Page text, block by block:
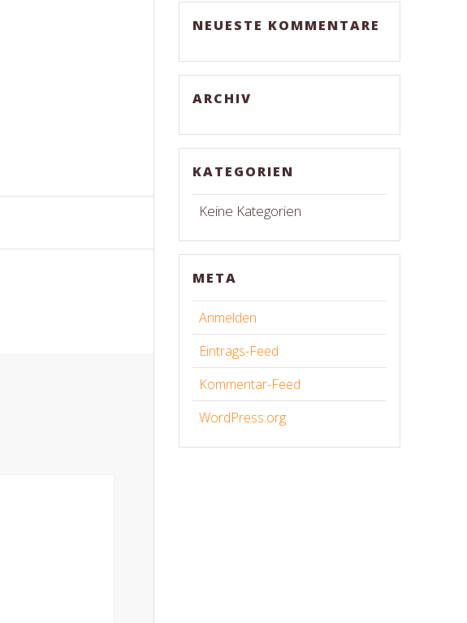
NEUESTE KOMMENTARE
ARCHIV
KATEGORIEN
Keine Kategorien
META
Anmelden
Eintrags-Feed
Kommentar-Feed
WordPress.org